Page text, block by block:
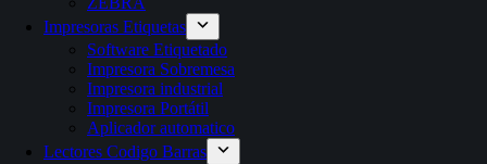
Impresoras Etiquetas
Software Etiquetado
Impresora Sobremesa
Impresora industrial
Impresora Portátil
Aplicador automatico
Lectores Codigo Barras